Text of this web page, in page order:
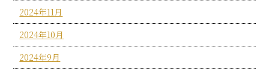
2024年11月
2024年10月
2024年9月